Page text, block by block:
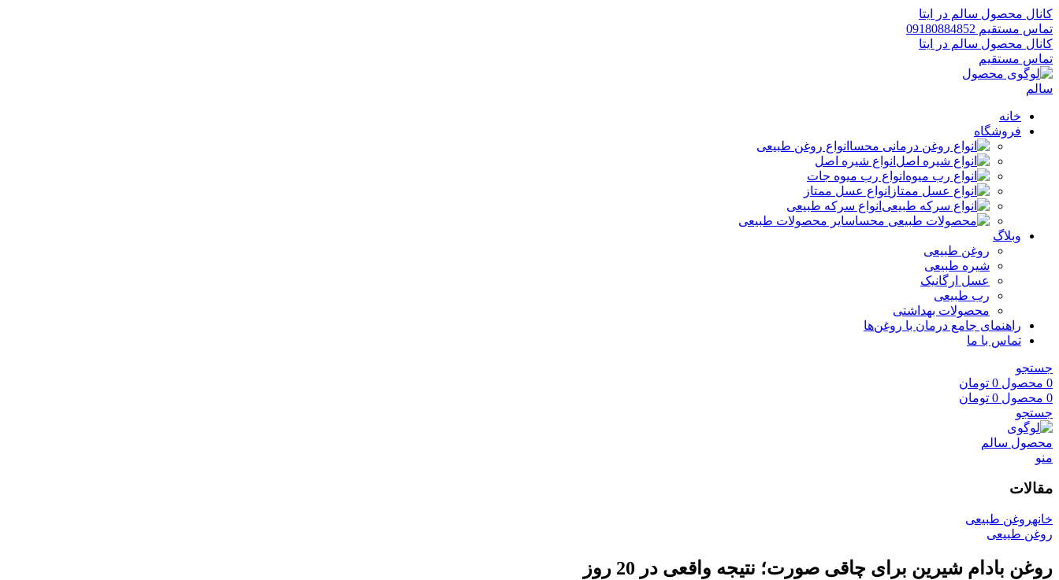
کانال محصول سالم در ایتا
تماس مستقیم 09180884852
کانال محصول سالم در ایتا
تماس مستقیم
خانه
فروشگاه
انواع روغن طبیعی
انواع شیره اصل
انواع رب میوه جات
انواع عسل ممتاز
انواع سرکه طبیعی
سایر محصولات طبیعی
وبلاگ
روغن طبیعی
شیره طبیعی
عسل ارگانیک
رب طبیعی
محصولات بهداشتی
راهنمای جامع درمان با روغن‌ها
تماس با ما
جستجو
0 محصول 0 تومان
0 محصول 0 تومان
جستجو
منو
مقالات
خانهروغن طبیعی
روغن طبیعی
روغن بادام شیرین برای چاقی صورت؛ نتیجه واقعی در 20 روز